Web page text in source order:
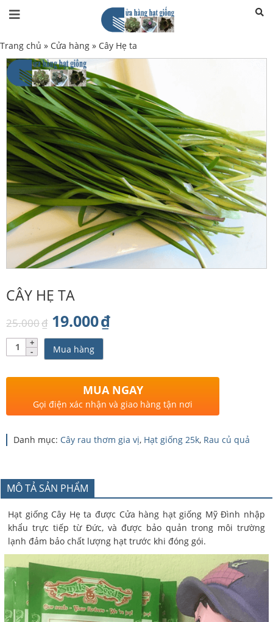
Trang chủ » Cửa hàng » Cây Hẹ ta
CÂY HẸ TA
25.000₫ Giá
gốc
là:
25.000₫.
19.000₫Giá
là:
19.000₫.
Số
lượng
Mua hàng
MUA NGAY
Gọi điện xác nhận và giao hàng tận nơi
Danh mục: Cây rau thơm gia vị, Hạt giống 25k, Rau củ quả
MÔ TẢ SẢN PHẨM
Hạt giống Cây Hẹ ta được Cửa hàng hạt giống Mỹ Đình nhập
khẩu trực tiếp từ Đức, và được bảo quản trong môi trường
lạnh đảm bảo chất lượng hạt trước khi đóng gói.